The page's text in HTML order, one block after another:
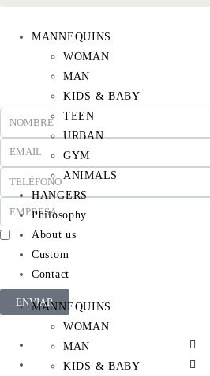
MANNEQUINS
WOMAN
MAN
KIDS & BABY
TEEN
URBAN
GYM
ANIMALS
HANGERS
Philosophy
About us
Custom
Contact
MANNEQUINS
WOMAN
MAN
KIDS & BABY
En cumplimiento del Reglamento UE 2016/679, de 27
información sobre nuestra política de privacidad.
ENVIAR